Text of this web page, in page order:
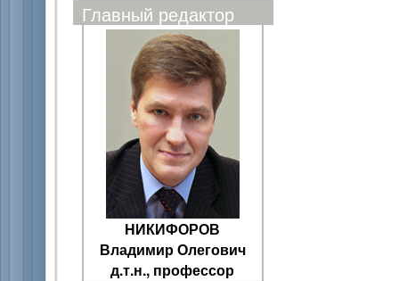
Главный редактор
НИКИФОРОВ
Владимир Олегович
д.т.н., профессор